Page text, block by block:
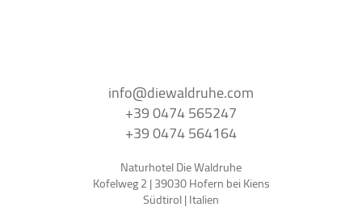
info@diewaldruhe.com
+39 0474 565247
+39 0474 564164
Naturhotel Die Waldruhe
Kofelweg 2 | 39030 Hofern bei Kiens
Südtirol | Italien